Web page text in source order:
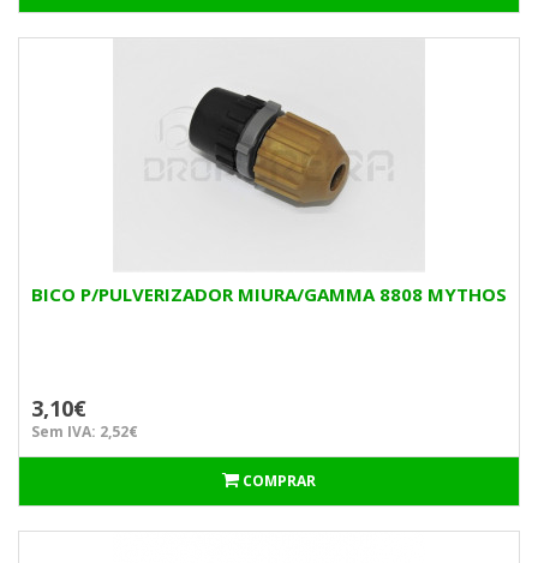
BICO P/PULVERIZADOR MIURA/GAMMA 8808 MYTHOS
3,10€
Sem IVA: 2,52€
COMPRAR